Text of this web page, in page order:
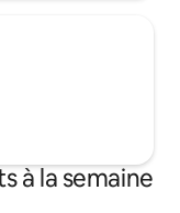
à la semaine